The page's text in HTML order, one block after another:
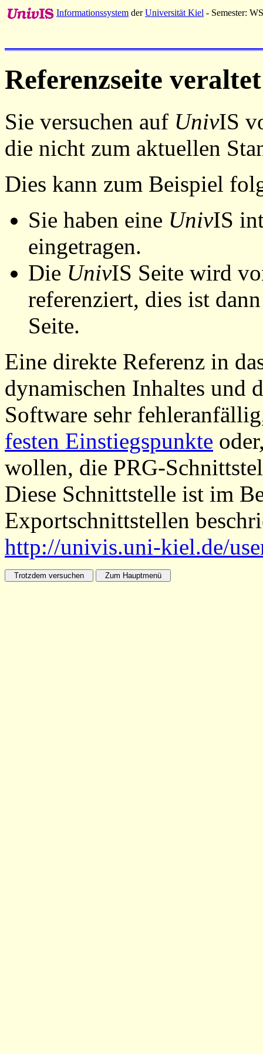
Informationssystem derUniversität Kiel - Semester:
Referenzseite veraltet
Sie versuchen auf UnivIS
die nicht zum aktuellen
Dies kann zum Beispiel
Sie haben eine UnivIS
eingetragen.
Die UnivIS Seite wird
referenziert, dies ist
Seite.
Eine direkte Referenz in
dynamischen Inhaltes und
Software sehr
festen Einstiegspunkte
wollen, die PRG-
Diese Schnittstelle ist im
Exportschnittstellen
http://univis.uni-kiel.de/